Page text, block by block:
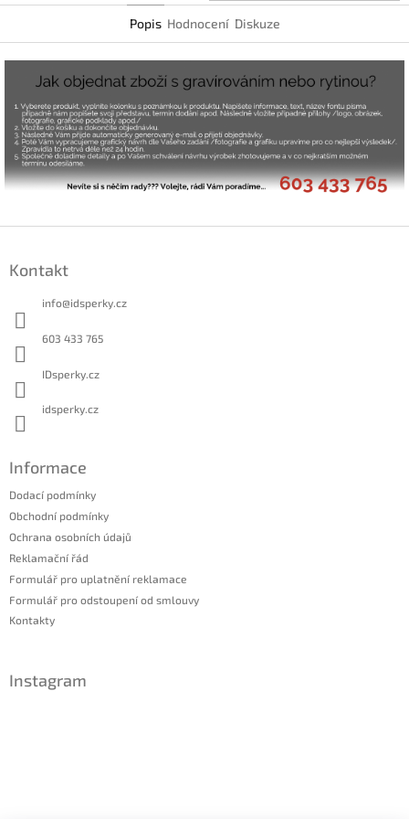
Popis Hodnocení Diskuze
Kontakt
info@idsperky.cz
603 433 765
IDsperky.cz
idsperky.cz
Informace
Dodací podmínky
Obchodní podmínky
Ochrana osobních údajů
Reklamační řád
Formulář pro uplatnění reklamace
Formulář pro odstoupení od smlouvy
Kontakty
Instagram